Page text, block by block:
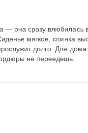
она сразу влюбилась
мягкое, спинка
долго. Для
не переедешь.